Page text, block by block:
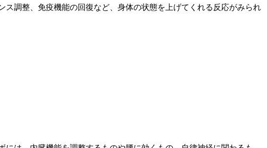
ス調整、免疫機能の回復など、身体の状態を上げてくれる反応がみられ